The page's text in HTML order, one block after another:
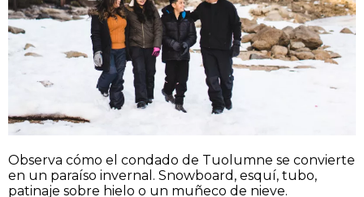
Observa cómo el condado de Tuolumne se convierte
en un paraíso invernal. Snowboard, esquí, tubo,
patinaje sobre hielo o un muñeco de nieve.